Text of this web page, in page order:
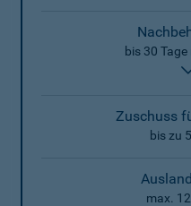
bis 30
Zuschuss
bis zu
max.